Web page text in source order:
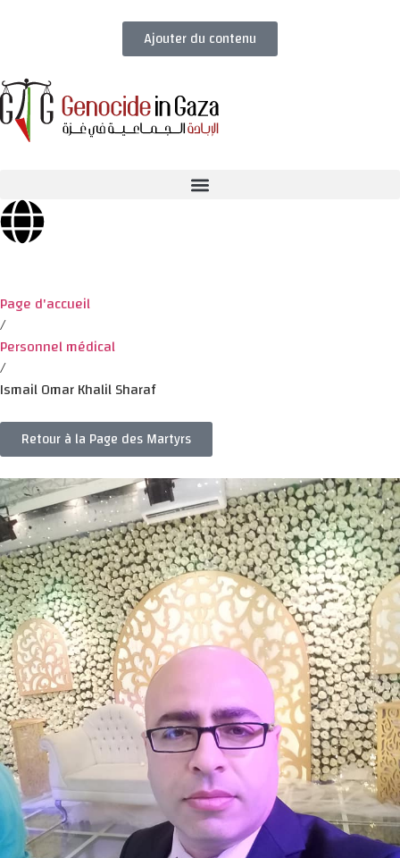
Ajouter du contenu
Page d'accueil
/
Personnel médical
/
Ismail Omar Khalil Sharaf
Retour à la Page des Martyrs